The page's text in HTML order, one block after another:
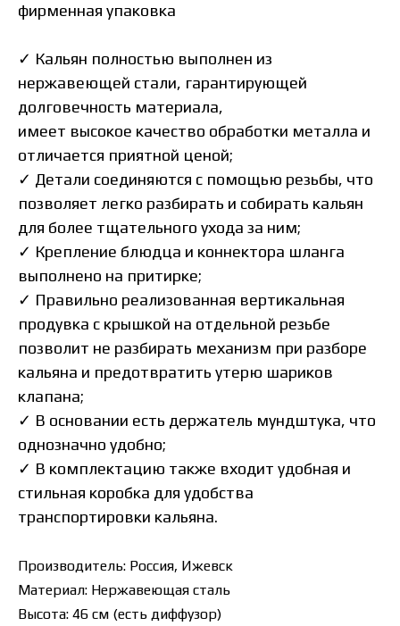
фирменная упаковка
✓ Кальян полностью выполнен из
нержавеющей стали, гарантирующей
долговечность материала,
имеет высокое качество обработки металла и
отличается приятной ценой;
✓ Детали соединяются с помощью резьбы, что
позволяет легко разбирать и собирать кальян
для более тщательного ухода за ним;
✓ Крепление блюдца и коннектора шланга
выполнено на притирке;
✓ Правильно реализованная вертикальная
продувка с крышкой на отдельной резьбе
позволит не разбирать механизм при разборе
кальяна и предотвратить утерю шариков
клапана;
✓ В основании есть держатель мундштука, что
однозначно удобно;
✓ В комплектацию также входит удобная и
стильная коробка для удобства
транспортировки кальяна.
Производитель: Россия, Ижевск
Материал: Нержавеющая сталь
Высота: 46 cм (есть диффузор)